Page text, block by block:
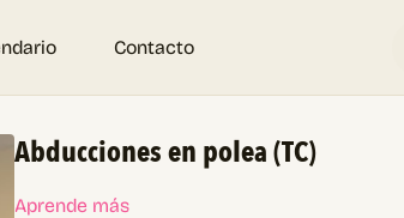
Contacto
Abducciones en polea (TC)
Aprende más